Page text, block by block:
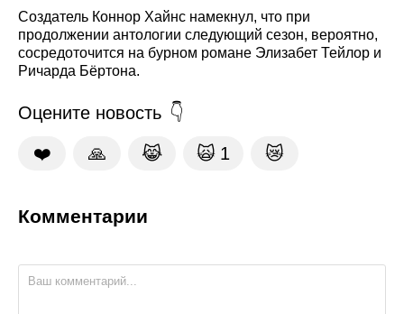
Создатель Коннор Хайнс намекнул, что при
продолжении антологии следующий сезон, вероятно,
сосредоточится на бурном романе Элизабет Тейлор и
Ричарда Бёртона.
Оцените новость
❤️ 🙏 😹 🙀 1 😿
Комментарии